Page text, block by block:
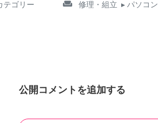
テゴリー weekend 修理・組立 ▸ パソコン
公開コメントを追加する